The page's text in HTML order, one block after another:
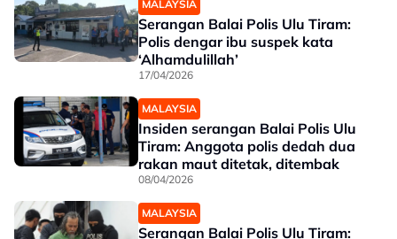
MALAYSIA
Serangan Balai Polis Ulu Tiram:
Polis dengar ibu suspek kata
‘Alhamdulillah’
17/04/2026
MALAYSIA
Insiden serangan Balai Polis Ulu
Tiram: Anggota polis dedah dua
rakan maut ditetak, ditembak
08/04/2026
MALAYSIA
Serangan Balai Polis Ulu Tiram: